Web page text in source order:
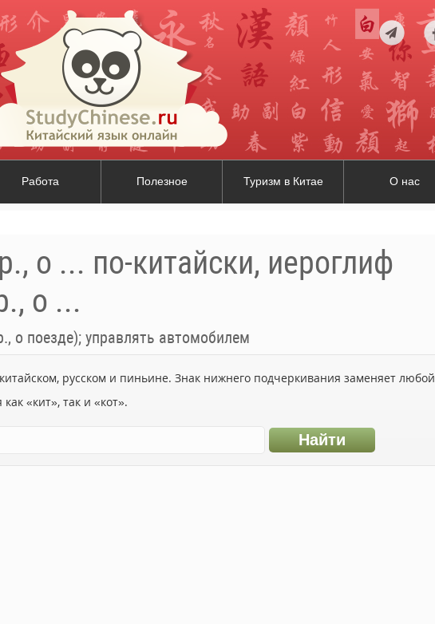
Работа Полезное Туризм в Китае О нас
о ... по-китайски, иероглиф
о ...
о поезде); управлять автомобилем
русском и пиньине. Знак нижнего подчеркивания заменяет любой
«кит», так и «кот».